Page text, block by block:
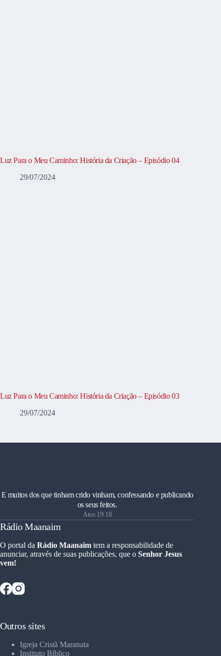
Luz Para o Meu Caminho: História da Criação – Episódio 04
29/07/2024
Luz Para o Meu Caminho: História da Criação – Episódio 03
29/07/2024
E muitos dos que tinham crido vinham, confessando e publicando
os seus feitos.
Atos 19:18
Rádio Maanaim
O portal da Rádio Maanaim tem a responsabilidade de
anunciar, através de suas publicações, que o Senhor Jesus
vem!
Outros sites
Igreja Cristã Maranata
Instituto Bíblico